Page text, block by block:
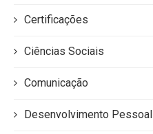
Certificações
Ciências Sociais
Comunicação
Desenvolvimento Pessoal